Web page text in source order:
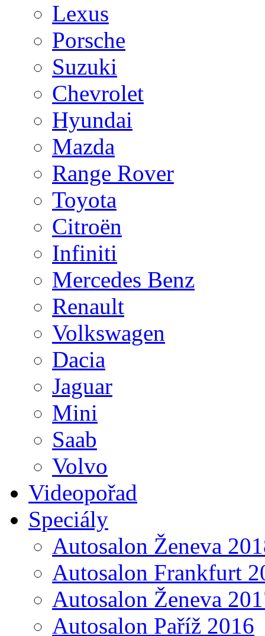
Lexus
Porsche
Suzuki
Chevrolet
Hyundai
Mazda
Range Rover
Toyota
Citroën
Infiniti
Mercedes Benz
Renault
Volkswagen
Dacia
Jaguar
Mini
Saab
Volvo
Videopořad
Speciály
Autosalon Ženeva
Autosalon Frankfurt
Autosalon Ženeva
Autosalon Paříž 2016